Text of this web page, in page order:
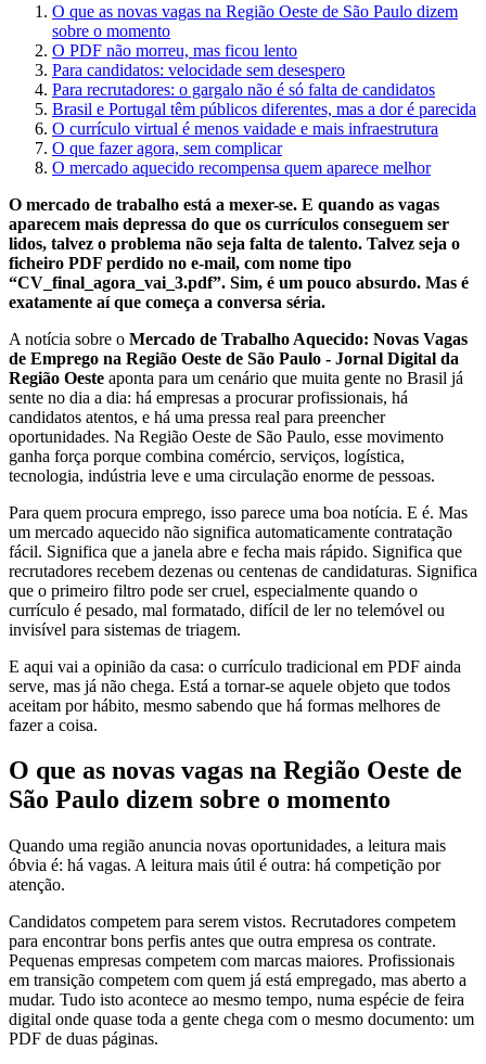
O que as novas vagas na Região Oeste de São Paulo dizem
sobre o momento
O PDF não morreu, mas ficou lento
Para candidatos: velocidade sem desespero
Para recrutadores: o gargalo não é só falta de candidatos
Brasil e Portugal têm públicos diferentes, mas a dor é parecida
O currículo virtual é menos vaidade e mais infraestrutura
O que fazer agora, sem complicar
O mercado aquecido recompensa quem aparece melhor
O mercado de trabalho está a mexer-se. E quando as vagas
aparecem mais depressa do que os currículos conseguem ser
lidos, talvez o problema não seja falta de talento. Talvez seja o
ficheiro PDF perdido no e-mail, com nome tipo
“CV_final_agora_vai_3.pdf”. Sim, é um pouco absurdo. Mas é
exatamente aí que começa a conversa séria.
A notícia sobre o Mercado de Trabalho Aquecido: Novas Vagas
de Emprego na Região Oeste de São Paulo - Jornal Digital da
Região Oeste aponta para um cenário que muita gente no Brasil já
sente no dia a dia: há empresas a procurar profissionais, há
candidatos atentos, e há uma pressa real para preencher
oportunidades. Na Região Oeste de São Paulo, esse movimento
ganha força porque combina comércio, serviços, logística,
tecnologia, indústria leve e uma circulação enorme de pessoas.
Para quem procura emprego, isso parece uma boa notícia. E é. Mas
um mercado aquecido não significa automaticamente contratação
fácil. Significa que a janela abre e fecha mais rápido. Significa que
recrutadores recebem dezenas ou centenas de candidaturas. Significa
que o primeiro filtro pode ser cruel, especialmente quando o
currículo é pesado, mal formatado, difícil de ler no telemóvel ou
invisível para sistemas de triagem.
E aqui vai a opinião da casa: o currículo tradicional em PDF ainda
serve, mas já não chega. Está a tornar-se aquele objeto que todos
aceitam por hábito, mesmo sabendo que há formas melhores de
fazer a coisa.
O que as novas vagas na Região Oeste de
São Paulo dizem sobre o momento
Quando uma região anuncia novas oportunidades, a leitura mais
óbvia é: há vagas. A leitura mais útil é outra: há competição por
atenção.
Candidatos competem para serem vistos. Recrutadores competem
para encontrar bons perfis antes que outra empresa os contrate.
Pequenas empresas competem com marcas maiores. Profissionais
em transição competem com quem já está empregado, mas aberto a
mudar. Tudo isto acontece ao mesmo tempo, numa espécie de feira
digital onde quase toda a gente chega com o mesmo documento: um
PDF de duas páginas.